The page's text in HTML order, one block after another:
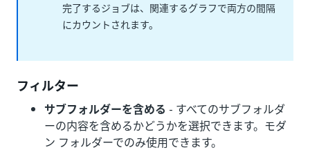
完了するジョブは、関連するグラフで両方の間隔
にカウントされます。
フィルター
サブフォルダーを含める - すべてのサブフォルダ
ーの内容を含めるかどうかを選択できます。モダ
ン フォルダーでのみ使用できます。